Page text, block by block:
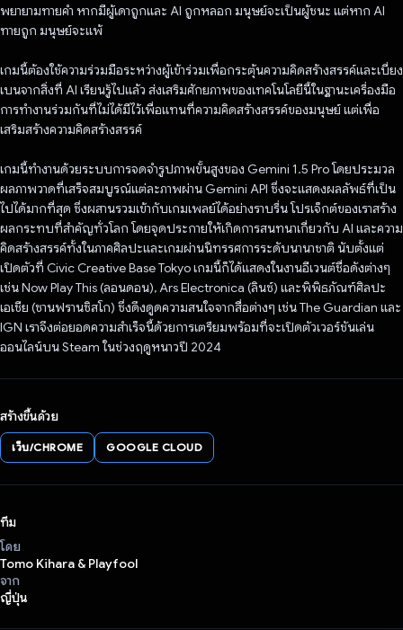
พยายามทายคำ หากมีผู้เดาถูกและ AI ถูกหลอก มนุษย์จะเป็นผู้ชนะ แต่หาก AI
ทายถูก มนุษย์จะแพ้
เกมนี้ต้องใช้ความร่วมมือระหว่างผู้เข้าร่วมเพื่อกระตุ้นความคิดสร้างสรรค์และเบี่ยง
เบนจากสิ่งที่ AI เรียนรู้ไปแล้ว ส่งเสริมศักยภาพของเทคโนโลยีนี้ในฐานะเครื่องมือ
การทำงานร่วมกันที่ไม่ได้มีไว้เพื่อแทนที่ความคิดสร้างสรรค์ของมนุษย์ แต่เพื่อ
เสริมสร้างความคิดสร้างสรรค์
เกมนี้ทำงานด้วยระบบการจดจำรูปภาพขั้นสูงของ Gemini 1.5 Pro โดยประมวล
ผลภาพวาดที่เสร็จสมบูรณ์แต่ละภาพผ่าน Gemini API ซึ่งจะแสดงผลลัพธ์ที่เป็น
ไปได้มากที่สุด ซึ่งผสานรวมเข้ากับเกมเพลย์ได้อย่างราบรื่น โปรเจ็กต์ของเราสร้าง
ผลกระทบที่สำคัญทั่วโลก โดยจุดประกายให้เกิดการสนทนาเกี่ยวกับ AI และความ
คิดสร้างสรรค์ทั้งในภาคศิลปะและเกมผ่านนิทรรศการระดับนานาชาติ นับตั้งแต่
เปิดตัวที่ Civic Creative Base Tokyo เกมนี้ก็ได้แสดงในงานอีเวนต์ชื่อดังต่างๆ
เช่น Now Play This (ลอนดอน), Ars Electronica (ลินซ์) และพิพิธภัณฑ์ศิลปะ
เอเชีย (ซานฟรานซิสโก) ซึ่งดึงดูดความสนใจจากสื่อต่างๆ เช่น The Guardian และ
IGN เราจึงต่อยอดความสำเร็จนี้ด้วยการเตรียมพร้อมที่จะเปิดตัวเวอร์ชันเล่น
ออนไลน์บน Steam ในช่วงฤดูหนาวปี 2024
สร้างขึ้นด้วย
เว็บ/CHROME GOOGLE CLOUD
ทีม
โดย
Tomo Kihara & Playfool
จาก
ญี่ปุ่น